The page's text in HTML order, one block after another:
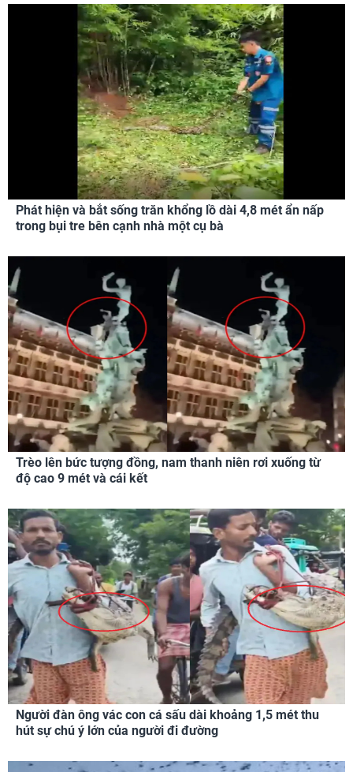
Phát hiện và bắt sống trăn khổng lồ dài 4,8 mét ẩn nấp
trong bụi tre bên cạnh nhà một cụ bà
Trèo lên bức tượng đồng, nam thanh niên rơi xuống từ
độ cao 9 mét và cái kết
Người đàn ông vác con cá sấu dài khoảng 1,5 mét thu
hút sự chú ý lớn của người đi đường